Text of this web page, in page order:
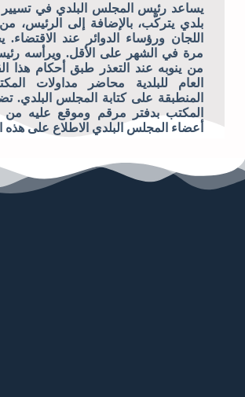
يساعد رئيس المجلس البلدي في
بلدي يتركّب، بالإضافة إلى الرئيس،
اللجان ورؤساء الدوائر عند الاقتضاء.
مرة في الشهر على الأقل. ويرأسه
من ينوبه عند التعذر طبق أحكام هذا
العام للبلدية محاضر مداولات
المنطبقة على كتابة المجلس البلدي.
المكتب بدفتر مرقم وموقع عليه من
أعضاء المجلس البلدي الاطلاع على هذه